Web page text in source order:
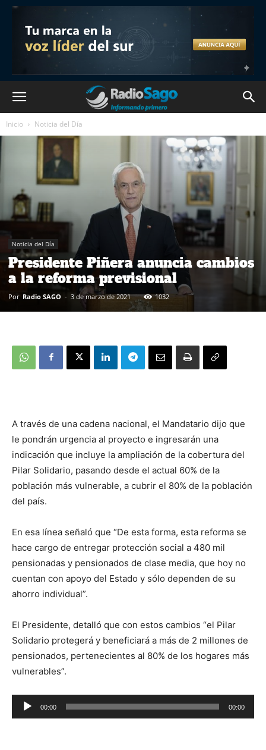
Inicio Noticia del Día
Noticia del Día
Presidente Piñera anuncia cambios
a la reforma previsional
Por Radio SAGO - 3 de marzo de 2021 1032
A través de una cadena nacional, el Mandatario dijo que
le pondrán urgencia al proyecto e ingresarán una
indicación que incluye la ampliación de la cobertura del
Pilar Solidario, pasando desde el actual 60% de la
población más vulnerable, a cubrir el 80% de la población
del país.
En esa línea señaló que “De esta forma, esta reforma se
hace cargo de entregar protección social a 480 mil
pensionadas y pensionados de clase media, que hoy no
cuentan con apoyo del Estado y sólo dependen de su
ahorro individual”.
El Presidente, detalló que con estos cambios “el Pilar
Solidario protegerá y beneficiará a más de 2 millones de
pensionados, pertenecientes al 80% de los hogares más
vulnerables”.
Reproductor
de
00:00 00:00